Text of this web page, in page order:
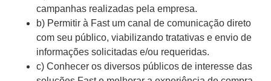
campanhas realizadas pela empresa.
b) Permitir à Fast um canal de comunicação direto
com seu público, viabilizando tratativas e envio de
informações solicitadas e/ou requeridas.
c) Conhecer os diversos públicos de interesse das